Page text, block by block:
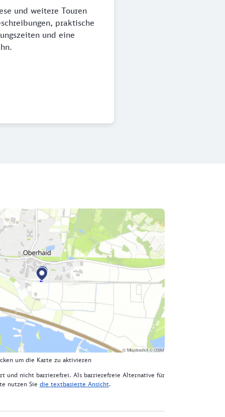
und weitere Touren
praktische
und eine
um die Karte zu aktivieren
und nicht barrierefrei. Als barrierefreie Alternative für
nutzen Sie die textbasierte Ansicht.